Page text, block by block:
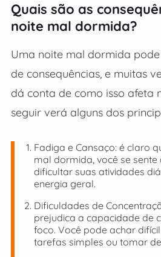
Quais são as
noite mal dormida?
Uma noite mal dormida
de consequências, e muitas
dá conta de como isso afeta
seguir verá alguns dos
Fadiga e Cansaço: é claro
mal dormida, você se
dificultar suas atividades
energia geral.
Dificuldades de
prejudica a capacidade de
foco. Você pode achar
tarefas simples ou tomar